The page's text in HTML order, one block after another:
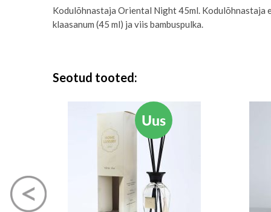
Kodulõhnastaja Oriental Night 45ml. Kodulõhnastaja
klaasanum (45 ml) ja viis bambuspulka.
Seotud tooted
Uus